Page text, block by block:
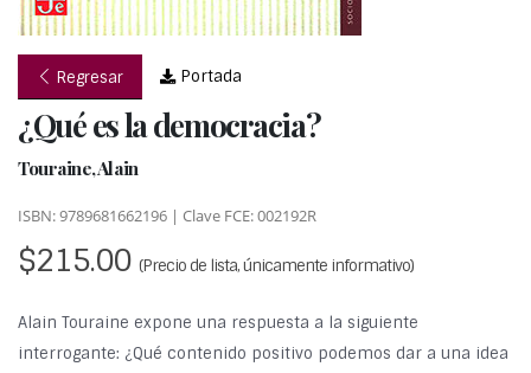
Regresar Portada
¿Qué es la democracia?
Touraine, Alain
ISBN: 9789681662196 | Clave FCE: 002192R
$215.00 (Precio de lista, únicamente informativo)
Alain Touraine expone una respuesta a la siguiente
interrogante: ¿Qué contenido positivo podemos dar a una idea